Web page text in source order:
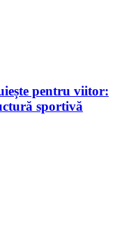
pentru viitor:
sportivă